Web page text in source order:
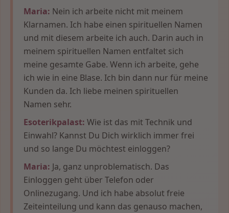
Maria: Nein ich arbeite nicht mit meinem
Klarnamen. Ich habe einen spirituellen Namen
und mit diesem arbeite ich auch. Darin auch in
meinem spirituellen Namen entfaltet sich
meine gesamte Gabe. Wenn ich arbeite, gehe
ich wie in eine Blase. Ich bin dann nur für meine
Kunden da. Ich liebe meinen spirituellen
Namen sehr.
Esoterikpalast: Wie ist das mit Technik und
Einwahl? Kannst Du Dich wirklich immer frei
und so lange Du möchtest einloggen?
Maria: Ja, ganz unproblematisch. Das
Einloggen geht über Telefon oder
Onlinezugang. Und ich habe absolut freie
Zeiteinteilung und kann das genauso machen,